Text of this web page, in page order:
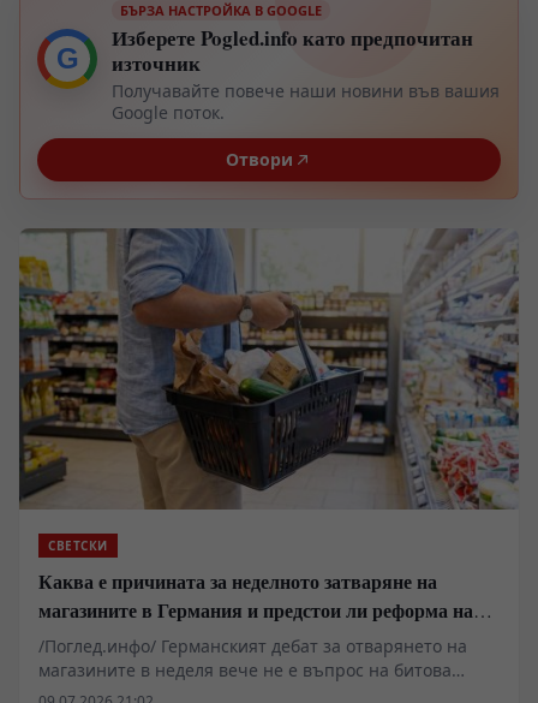
Физическите параметри на инвазията са брутални –
4000 квадратни километра територия, окупирана от
Rubus ellipticus, осемнадесет напълно заличени
местни растителни вида и пет необратимо изчезнали
вида птици. Документираната финансова щета за
икономиката на щата надхвърля 500 милиона долара.
През 2018 г. Департаментът по земя и природни
ресурси на Хавай официално прекрати активните
технологичното и ресурсно поражение пред
биологичния агресор.
G
БЪРЗА НАСТРОЙКА В GOOGLE
Изберете Pogled.info като предпочитан
източник
Получавайте повече наши новини във вашия
Google поток.
Отвори
СВЕТСКИ
Каква е причината за неделното затваряне на
магазините в Германия и предстои ли реформа на
това правило?
/Поглед.инфо/ Германският дебат за отварянето на
магазините в неделя вече не е въпрос на битова
култура или религиозна традиция, а на суров